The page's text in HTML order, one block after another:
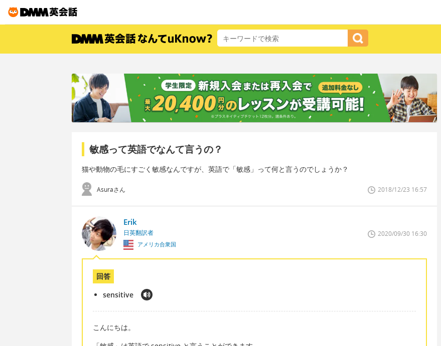
敏感って英語でなんて言うの？
猫や動物の毛にすごく敏感なんですが、英語で「敏感」って何と言うのでしょうか？
Asuraさん 2018/12/23 16:57
Erik
日英翻訳者
アメリカ合衆国
2020/09/30 16:30
回答
sensitive
こんにちは。